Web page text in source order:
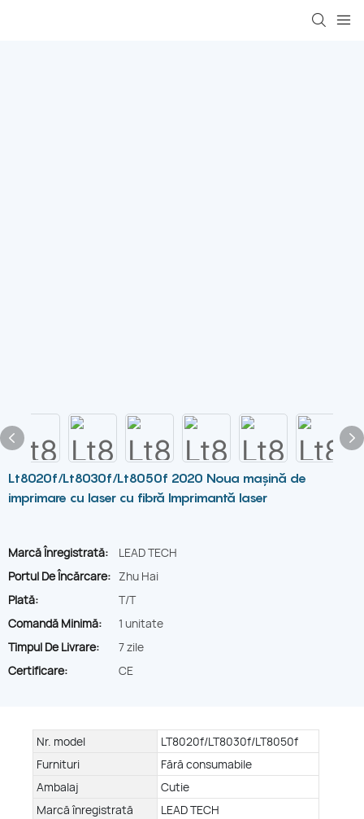
Lt8020f/Lt8030f/Lt8050f 2020 Noua mașină de
imprimare cu laser cu fibră Imprimantă laser
Marcă Înregistrată:
LEAD TECH
Portul De Încărcare: Zhu Hai
Plată:
T/T
Comandă Minimă:
1 unitate
Timpul De Livrare:
7 zile
Certificare:
CE
Nr. model
LT8020f/LT8030f/LT8050f
Furnituri
Fără consumabile
Ambalaj
Cutie
Marcă înregistrată
LEAD TECH